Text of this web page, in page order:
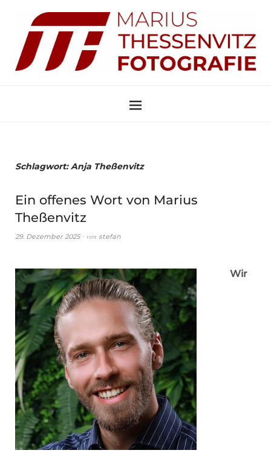
Schlagwort:Anja Theßenvitz
Ein offenes Wort von Marius
Theßenvitz
29. Dezember 2025 von stefan
Wir